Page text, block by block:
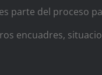
parte del proceso
encuadres,